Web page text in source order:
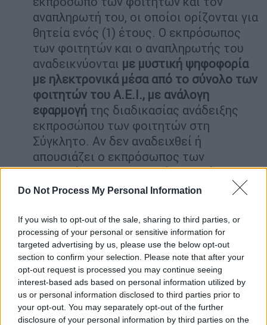
Do Not Process My Personal Information
If you wish to opt-out of the sale, sharing to third parties, or
processing of your personal or sensitive information for
targeted advertising by us, please use the below opt-out
section to confirm your selection. Please note that after your
opt-out request is processed you may continue seeing
interest-based ads based on personal information utilized by
us or personal information disclosed to third parties prior to
your opt-out. You may separately opt-out of the further
disclosure of your personal information by third parties on the
αναπληρωτή του, οι οποίοι ορίζονται για
θητεία ενός (1) έτους. Ο εκπρόσωπος
των φοιτητών και ο αναπληρωτής του
αναδεικνύονται με μυστική ψηφοφορία
με ηλεκτρονικά μέσα από το σύνολο των
φοιτητών του Α.Ε.Ι., με ανάλογη
εφαρμογή της διαδικασίας ανάδειξης
εκπροσώπου των φοιτητών στη
Σύγκλητο. Αν δεν αναδειχθεί ή
απουσιάζει ο εκπρόσωπος των
φοιτητών, το πειθαρχικό συμβούλιο
συγκροτείται, λειτουργεί, συνεδριάζει
τη συμμετοχή του. Χρέη γραμματέα
εκτελεί μόνιμος διοικητικός υπάλληλος
του Α.Ε.Ι., ο οποίος ορίζεται με την
πράξη συγκρότησης.
Η δίωξη και τιμωρία των πειθαρχικών
παραπτωμάτων αποτελεί καθήκον των
πειθαρχικών οργάνων.